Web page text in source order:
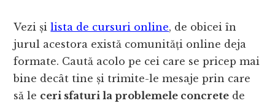
Vezi șilista de cursuri online, de obicei în
jurul acestora există comunități online deja
formate. Caută acolo pe cei care se pricep mai
bine decât tine și trimite-le mesaje prin care
să le ceri sfaturi la problemele concrete de